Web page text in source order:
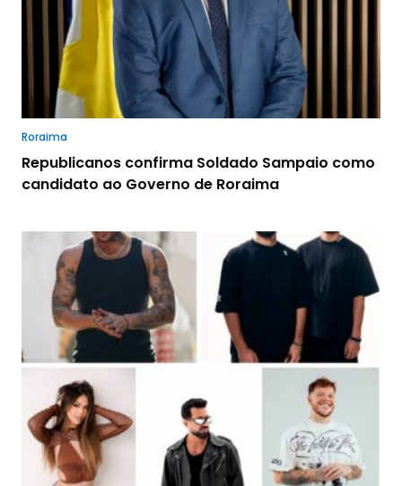
Roraima
Republicanos confirma Soldado Sampaio como
candidato ao Governo de Roraima